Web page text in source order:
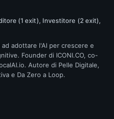
(1 exit), Investitore (2 exit),
adottare l'AI per crescere e
Founder di ICONI.CO, co-
Autore di Pelle Digitale,
e Da Zero a Loop.